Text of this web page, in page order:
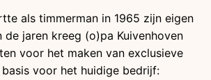
als timmerman in 1965 zijn eigen
jaren kreeg (o)pa Kuivenhoven
voor het maken van exclusieve
voor het huidige bedrijf: